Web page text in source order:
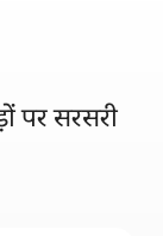
पर सरसरी